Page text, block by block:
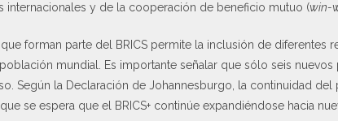
internacionales y de la cooperación de beneficio mutuo (win-
forman parte del BRICS permite la inclusión de diferentes
mundial. Es importante señalar que sólo seis
Según la Declaración de Johannesburgo, la continuidad
se espera que el BRICS+ continúe expandiéndose hacia